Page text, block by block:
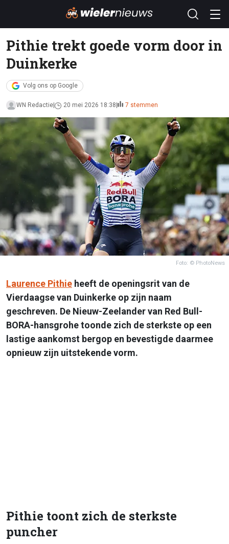
Pithie trekt goede vorm door in
Duinkerke
Volg ons op Google
WN Redactie 20 mei 2026 18:38 7 stemmen
Foto: © PhotoNews
Laurence Pithie heeft de openingsrit van de
Vierdaagse van Duinkerke op zijn naam
geschreven. De Nieuw-Zeelander van Red Bull-
BORA-hansgrohe toonde zich de sterkste op een
lastige aankomst bergop en bevestigde daarmee
opnieuw zijn uitstekende vorm.
Pithie toont zich de sterkste
puncher